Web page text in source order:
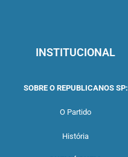
INSTITUCIONAL
SOBRE O REPUBLICANOS SP:
O Partido
História